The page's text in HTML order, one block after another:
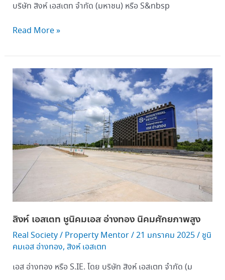
บริษัท สิงห์ เอสเตท จำกัด (มหาชน) หรือ S&nbsp
Read More »
สิงห์ เอสเตท ชูนิคมเอส อ่างทอง นิคมศักยภาพสูง
Real Society/ Property Mentor/21 มกราคม 2025/ ชูนิ
คมเอส อ่างทอง, สิงห์ เอสเตท
เอส อ่างทอง หรือ S.IE. โดย บริษัท สิงห์ เอสเตท จำกัด (ม
สิงห์
เอ
นิ
คม
เอส
อ่างทอง
นิคม
ศักยภาพ
สูง